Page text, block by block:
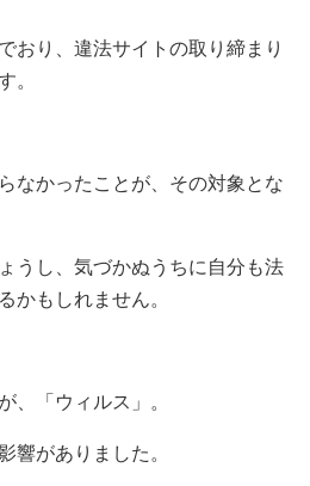
おり、違法サイトの取り締まり
。
なかったことが、その対象とな
うし、気づかぬうちに自分も法
かもしれません。
、「ウィルス」。
響がありました。